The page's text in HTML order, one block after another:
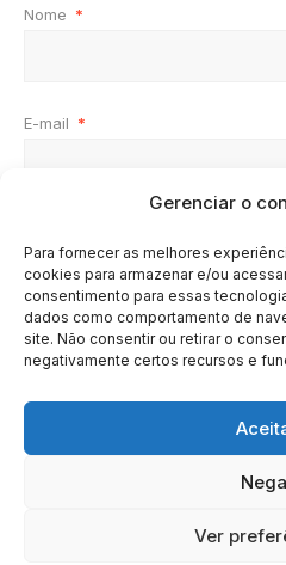
Gerenciar o
Para fornecer as melhores
cookies para armazenar e/ou
consentimento para essas
dados como comportamento de
site. Não consentir ou retirar o
negativamente certos recursos e
Ver
Nome *
E-mail *
SOBRE